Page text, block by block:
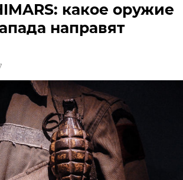
какое оружие
направят